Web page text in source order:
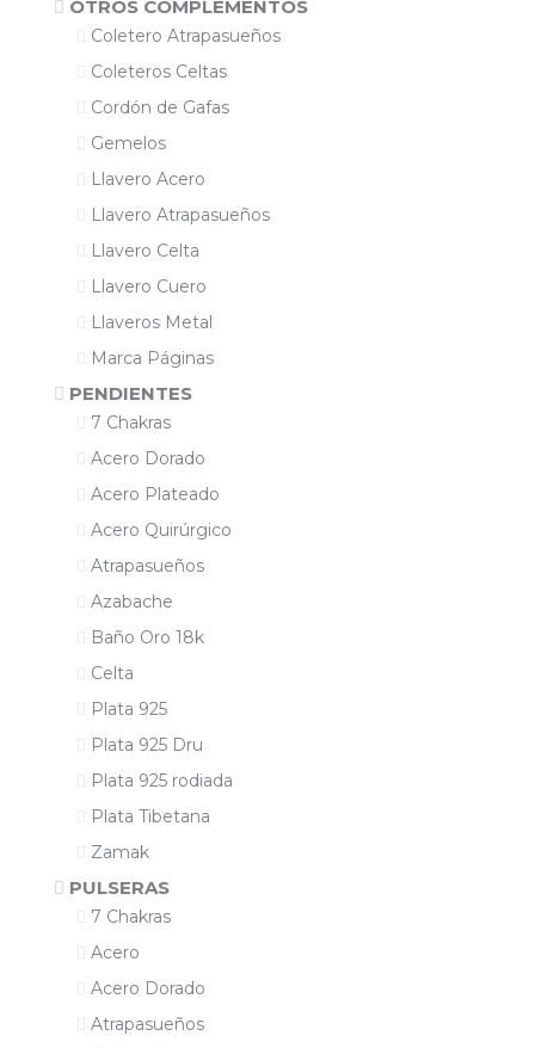
OTROS COMPLEMENTOS
Coletero Atrapasueños
Coleteros Celtas
Cordón de Gafas
Gemelos
Llavero Acero
Llavero Atrapasueños
Llavero Celta
Llavero Cuero
Llaveros Metal
Marca Páginas
PENDIENTES
7 Chakras
Acero Dorado
Acero Plateado
Acero Quirúrgico
Atrapasueños
Azabache
Baño Oro 18k
Celta
Plata 925
Plata 925 Dru
Plata 925 rodiada
Plata Tibetana
Zamak
PULSERAS
7 Chakras
Acero
Acero Dorado
Atrapasueños